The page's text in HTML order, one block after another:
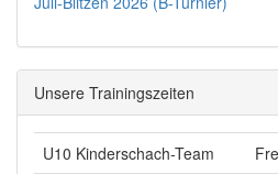
Unsere Trainingszeiten
U10 Kinderschach-Team